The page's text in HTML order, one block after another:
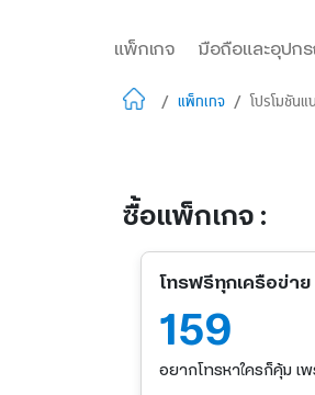
แพ็กเกจ มือถือและอุปก
/ แพ็กเกจ / โปรโมชันแ
ซื้อแพ็กเกจ :
โทรฟรีทุกเครือข่า
159
อยากโทรหาใครก็คุ้ม เ